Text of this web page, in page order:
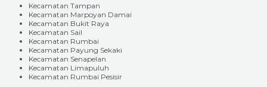
Kecamatan Tampan
Kecamatan Marpoyan Damai
Kecamatan Bukit Raya
Kecamatan Sail
Kecamatan Rumbai
Kecamatan Payung Sekaki
Kecamatan Senapelan
Kecamatan Limapuluh
Kecamatan Rumbai Pesisir